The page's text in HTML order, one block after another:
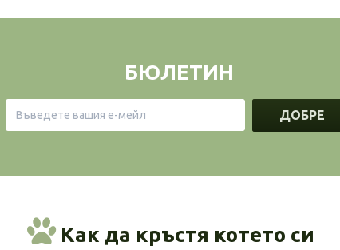
БЮЛЕТИН
ДОБРЕ
Как да кръстя котето си